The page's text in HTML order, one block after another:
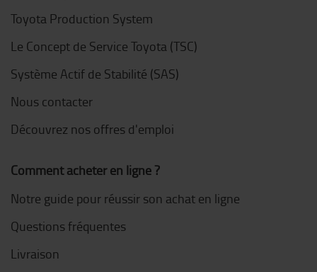
Toyota Production System
Le Concept de Service Toyota (TSC)
Système Actif de Stabilité (SAS)
Nous contacter
Découvrez nos offres d'emploi
Comment acheter en ligne ?
Notre guide pour réussir son achat en ligne
Questions fréquentes
Livraison